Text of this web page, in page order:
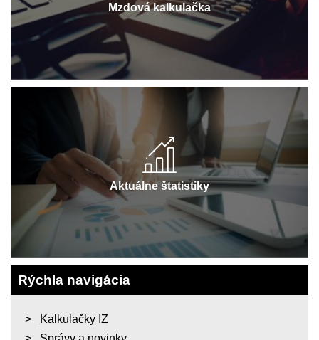
Mzdová kalkulačka
Aktuálne štatistiky
Rýchla navigácia
Kalkulačky IZ